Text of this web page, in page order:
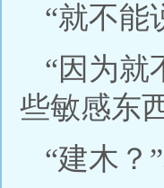
“就不
“因为就
些敏感东
“建木？